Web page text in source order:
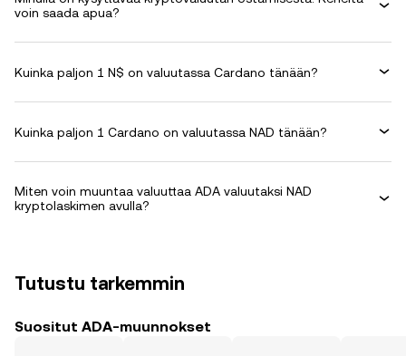
voin saada apua?
Kuinka paljon 1 N$ on valuutassa Cardano tänään?
Kuinka paljon 1 Cardano on valuutassa NAD tänään?
Miten voin muuntaa valuuttaa ADA valuutaksi NAD
kryptolaskimen avulla?
Tutustu tarkemmin
Suositut ADA-muunnokset